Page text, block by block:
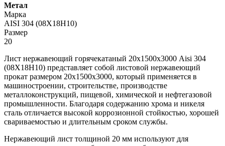
Метал
Марка
AISI 304 (08Х18Н10)
Размер
20
Лист нержавеющий горячекатаный 20х1500х3000 Aisi 304
(08Х18Н10) представляет собой листовой нержавеющий
прокат размером 20х1500х3000, который применяется в
машиностроении, строительстве, производстве
металлоконструкций, пищевой, химической и нефтегазовой
промышленности. Благодаря содержанию хрома и никеля
сталь отличается высокой коррозионной стойкостью, хорошей
свариваемостью и длительным сроком службы.
Нержавеющий лист толщиной 20 мм используют для